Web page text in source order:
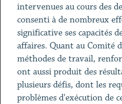
intervenues au cours des
consenti à de nombreux
significative ses capacités
affaires. Quant au Comité
méthodes de travail,
ont aussi produit des
plusieurs défis, dont les
problèmes d'exécution de